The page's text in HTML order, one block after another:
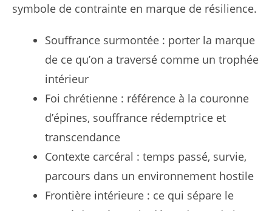
symbole de contrainte en marque de résilience.
Souffrance surmontée : porter la marque
de ce qu’on a traversé comme un trophée
intérieur
Foi chrétienne : référence à la couronne
d’épines, souffrance rédemptrice et
transcendance
Contexte carcéral : temps passé, survie,
parcours dans un environnement hostile
Frontière intérieure : ce qui sépare le